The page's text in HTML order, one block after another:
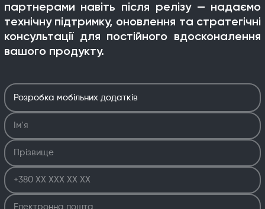
партнерами навіть після релізу — надаємо
технічну підтримку, оновлення та стратегічні
консультації для постійного вдосконалення
вашого продукту.